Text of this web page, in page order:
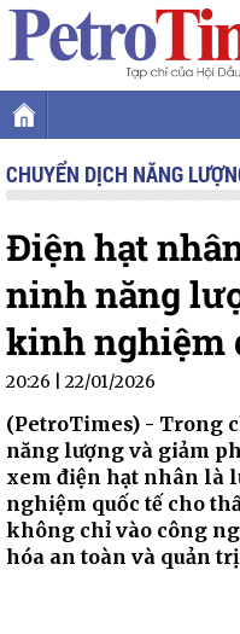
CHUYỂN DỊCH NĂNG
Điện hạt
ninh năng
kinh nghiệm
20:26 | 22/01/2026
(PetroTimes) - Trong
năng lượng và giảm
xem điện hạt nhân là
nghiệm quốc tế cho
không chỉ vào công
hóa an toàn và quản